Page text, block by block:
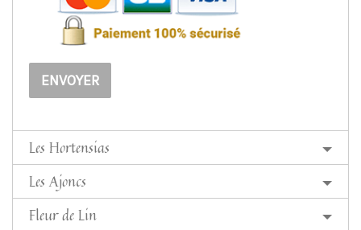
ENVOYER
Les Hortensias
Les Ajoncs
Fleur de Lin